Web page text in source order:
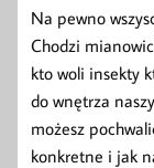
Na pewno
Chodzi
kto woli insekty
do wnętrza
możesz
konkretne i jak